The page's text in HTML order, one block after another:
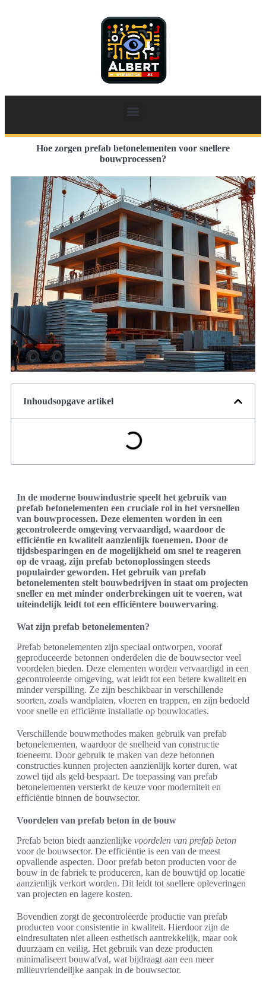
Hoe zorgen prefab betonelementen voor snellere
bouwprocessen?
Inhoudsopgave artikel
In de moderne bouwindustrie speelt het gebruik van
prefab betonelementen een cruciale rol in het versnellen
van bouwprocessen. Deze elementen worden in een
gecontroleerde omgeving vervaardigd, waardoor de
efficiëntie en kwaliteit aanzienlijk toenemen. Door de
tijdsbesparingen en de mogelijkheid om snel te reageren
op de vraag, zijn prefab betonoplossingen steeds
populairder geworden. Het gebruik van prefab
betonelementen stelt bouwbedrijven in staat om projecten
sneller en met minder onderbrekingen uit te voeren, wat
uiteindelijk leidt tot een efficiëntere bouwervaring.
Wat zijn prefab betonelementen?
Prefab betonelementen zijn speciaal ontworpen, vooraf
geproduceerde betonnen onderdelen die de bouwsector veel
voordelen bieden. Deze elementen worden vervaardigd in een
gecontroleerde omgeving, wat leidt tot een betere kwaliteit en
minder verspilling. Ze zijn beschikbaar in verschillende
soorten, zoals wandplaten, vloeren en trappen, en zijn bedoeld
voor snelle en efficiënte installatie op bouwlocaties.
Verschillende bouwmethodes maken gebruik van prefab
betonelementen, waardoor de snelheid van constructie
toeneemt. Door gebruik te maken van deze betonnen
constructies kunnen projecten aanzienlijk korter duren, wat
zowel tijd als geld bespaart. De toepassing van prefab
betonelementen versterkt de keuze voor moderniteit en
efficiëntie binnen de bouwsector.
Voordelen van prefab beton in de bouw
Prefab beton biedt aanzienlijke voordelen van prefab beton
voor de bouwsector. De efficiëntie is een van de meest
opvallende aspecten. Door prefab beton producten voor de
bouw in de fabriek te produceren, kan de bouwtijd op locatie
aanzienlijk verkort worden. Dit leidt tot snellere opleveringen
van projecten en lagere kosten.
Bovendien zorgt de gecontroleerde productie van prefab
producten voor consistentie in kwaliteit. Hierdoor zijn de
eindresultaten niet alleen esthetisch aantrekkelijk, maar ook
duurzaam en veilig. Het gebruik van deze producten
minimaliseert bouwafval, wat bijdraagt aan een meer
milieuvriendelijke aanpak in de bouwsector.